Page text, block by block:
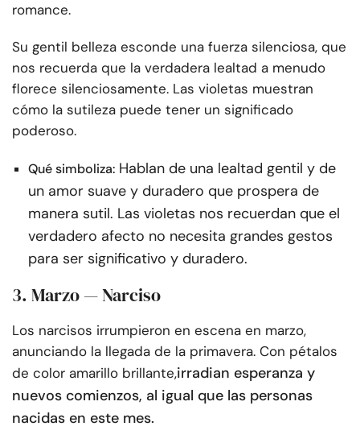
romance.
Su gentil belleza esconde una fuerza silenciosa, que
nos recuerda que la verdadera lealtad a menudo
florece silenciosamente. Las violetas muestran
cómo la sutileza puede tener un significado
poderoso.
Qué simboliza: Hablan de una lealtad gentil y de
un amor suave y duradero que prospera de
manera sutil. Las violetas nos recuerdan que el
verdadero afecto no necesita grandes gestos
para ser significativo y duradero.
3. Marzo — Narciso
Los narcisos irrumpieron en escena en marzo,
anunciando la llegada de la primavera. Con pétalos
de color amarillo brillante,irradian esperanza y
nuevos comienzos, al igual que las personas
nacidas en este mes.